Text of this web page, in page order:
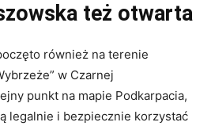
też otwarta
również na terenie
w Czarnej
punkt na mapie Podkarpacia,
legalnie i bezpiecznie korzystać